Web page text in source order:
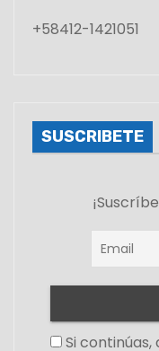
+58412-1421051
SUSCRIBETE
Si